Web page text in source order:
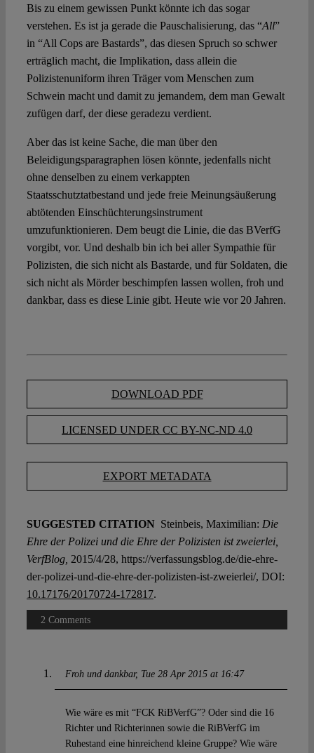
Bis zu einem gewissen Punkt könnte ich das sogar
verstehen. Es ist ja gerade die Pauschalisierung, das “All”
in “All Cops are Bastards”, das diesen Spruch so schwer
erträglich macht, die Implikation, dass allein die
Polizistenuniform ihren Träger vom Menschen zum
Schwein macht und damit zu jemandem, dem man Gewalt
zufügen darf, der diese geradezu verdient.
Aber das ist keine Sache, die man über den
Beleidigungsparagraphen lösen könnte, jedenfalls nicht
ohne denselben zu einem verkappten
Staatsschutztatbestand und jede freie Meinungsäußerung
abtötenden Einschüchterungsinstrument
umzufunktionieren. Dem beugt die Linie, die das BVerfG
vorgibt, vor. Und deshalb bin ich bei aller Sympathie für
Polizisten, die sich nicht als Bastarde, und für Soldaten, die
sich nicht als Mörder beschimpfen lassen wollen, froh und
dankbar, dass es diese Linie gibt. Heute wie vor 20 Jahren.
DOWNLOAD PDF
LICENSED UNDER CC BY-NC-ND 4.0
EXPORT METADATA
SUGGESTED CITATION Steinbeis, Maximilian: Die
Ehre der Polizei und die Ehre der Polizisten ist zweierlei,
VerfBlog, 2015/4/28, https://verfassungsblog.de/die-ehre-
der-polizei-und-die-ehre-der-polizisten-ist-zweierlei/, DOI:
10.17176/20170724-172817.
2 Comments
Froh und dankbar Tue 28 Apr 2015 at 16:47
Wie wäre es mit “FCK RiBVerfG”? Oder sind die 16
Richter und Richterinnen sowie die RiBVerfG im
Ruhestand eine hinreichend kleine Gruppe? Wie wäre